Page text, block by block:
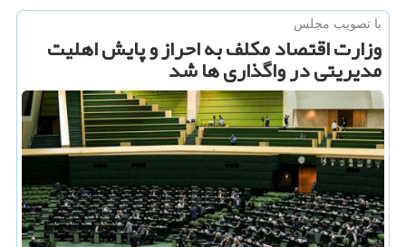
با تصویب مجلس
وزارت اقتصاد مكلف به احراز و پایش اهلیت
مدیریتی در واگذاری ها شد